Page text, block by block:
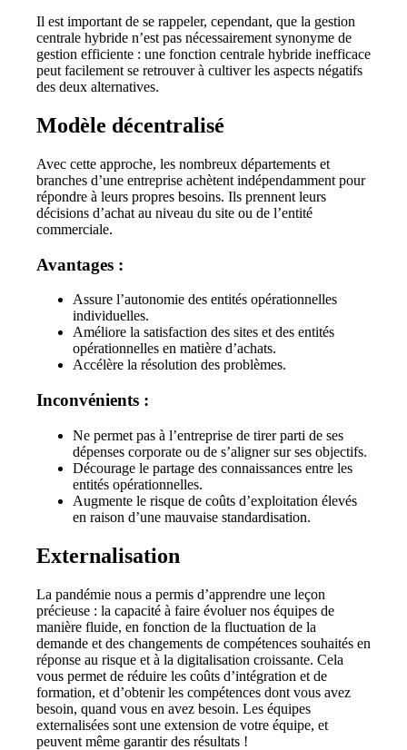
Il est important de se rappeler, cependant, que la gestion
centrale hybride n’est pas nécessairement synonyme de
gestion efficiente : une fonction centrale hybride inefficace
peut facilement se retrouver à cultiver les aspects négatifs
des deux alternatives.
Modèle décentralisé
Avec cette approche, les nombreux départements et
branches d’une entreprise achètent indépendamment pour
répondre à leurs propres besoins. Ils prennent leurs
décisions d’achat au niveau du site ou de l’entité
commerciale.
Avantages :
Assure l’autonomie des entités opérationnelles
individuelles.
Améliore la satisfaction des sites et des entités
opérationnelles en matière d’achats.
Accélère la résolution des problèmes.
Inconvénients :
Ne permet pas à l’entreprise de tirer parti de ses
dépenses corporate ou de s’aligner sur ses objectifs.
Décourage le partage des connaissances entre les
entités opérationnelles.
Augmente le risque de coûts d’exploitation élevés
en raison d’une mauvaise standardisation.
Externalisation
La pandémie nous a permis d’apprendre une leçon
précieuse : la capacité à faire évoluer nos équipes de
manière fluide, en fonction de la fluctuation de la
demande et des changements de compétences souhaités en
réponse au risque et à la digitalisation croissante. Cela
vous permet de réduire les coûts d’intégration et de
formation, et d’obtenir les compétences dont vous avez
besoin, quand vous en avez besoin. Les équipes
externalisées sont une extension de votre équipe, et
peuvent même garantir des résultats !